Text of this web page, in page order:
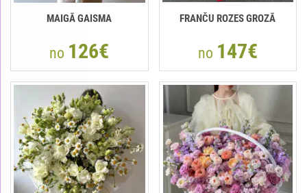
MAIGĀ GAISMA
no 126€
FRANČU ROZES GROZĀ
no 147€